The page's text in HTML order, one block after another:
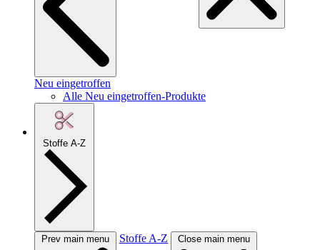
Neu eingetroffen
Alle Neu eingetroffen-Produkte
Stoffe A-Z
Prev main menu Stoffe A-Z Close main menu